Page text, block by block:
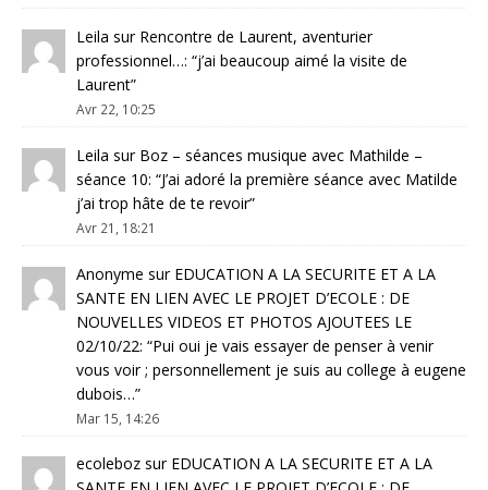
Leila sur Rencontre de Laurent, aventurier
professionnel…: “j’ai beaucoup aimé la visite de
Laurent”
Avr 22, 10:25
Leila sur Boz – séances musique avec Mathilde –
séance 10: “J’ai adoré la première séance avec Matilde
j’ai trop hâte de te revoir”
Avr 21, 18:21
Anonyme sur EDUCATION A LA SECURITE ET A LA
SANTE EN LIEN AVEC LE PROJET D’ECOLE : DE
NOUVELLES VIDEOS ET PHOTOS AJOUTEES LE
02/10/22: “Pui oui je vais essayer de penser à venir
vous voir ; personnellement je suis au college à eugene
dubois…”
Mar 15, 14:26
ecoleboz sur EDUCATION A LA SECURITE ET A LA